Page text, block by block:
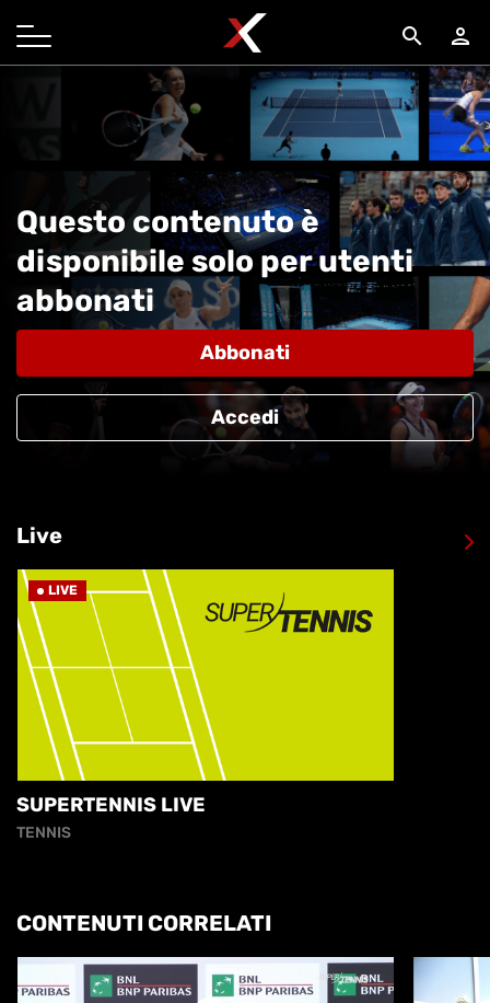
search person
Questo contenuto è
disponibile solo per utenti
abbonati
Abbonati
Accedi
Live
LIVE
SUPERTENNIS LIVE
TENNIS
CONTENUTI CORRELATI